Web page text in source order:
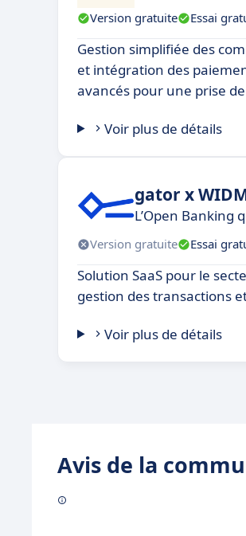
Version gratuite Essai
Gestion simplifiée des
et intégration des
avancés pour une prise
Voir plus de détails
gator x
L’Open Banking
Version gratuite Essai
Solution SaaS pour le
gestion des transactions
Voir plus de détails
Avis de la